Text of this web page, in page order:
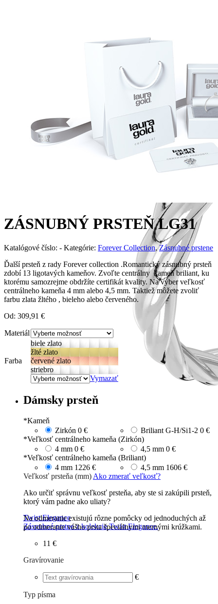
Twist Elegance
Zásnubné prstne z kolekcie Twist Elegance.
ZÁSNUBNÝ PRSTEŇ LG31
Katalógové číslo: - Kategórie: Forever Collection, Zásnubné prstene
Ďalší prsteň z rady Forever collection .Romantický zásnubný prsteň
zdobí 13 ligotavých kameňov. Zvoľte centrálny kameň briliant, ku
ktorému samozrejme obdržíte certifikát kvality. Na výber veľkosť
centrálneho kameňa 4 mm alebo 4,5 mm. Taktiež môžete zvoliť
farbu zlata žltého , bieleho alebo červeného.
Od: 309,91 €
Materiál
Farba
biele zlato
žlté zlato
červené zlato
striebro
Vymazať
Dámsky prsteň
*Kameň
Zirkón 0 € Briliant G-H/Si1-2 0 €
*Veľkosť centrálneho kameňa (Zirkón)
4 mm 0 € 4,5 mm 0 €
*Veľkosť centrálneho kameňa (Briliant)
4 mm 1226 € 4,5 mm 1606 €
Veľkosť prsteňa (mm) Ako zmerať veľkosť?
Ako určiť správnu veľkosť prsteňa, aby ste si zakúpili prsteň,
ktorý vám padne ako uliaty?
Na odmeranie existujú rôzne pomôcky od jednoduchých až
po odmeranie vášho prsta špeciálnymi mernými krúžkami.
11 €
Gravírovanie
€
Typ písma